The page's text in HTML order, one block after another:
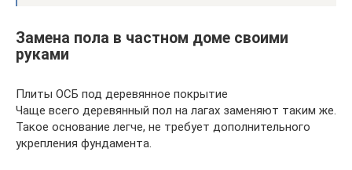
Замена пола в частном доме своими
руками
Плиты ОСБ под деревянное покрытие
Чаще всего деревянный пол на лагах заменяют таким же.
Такое основание легче, не требует дополнительного
укрепления фундамента.